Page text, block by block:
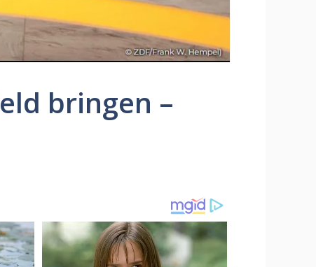
bringen –